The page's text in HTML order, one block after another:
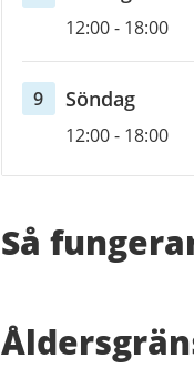
8
2026
Öppettider
12:00- 18:00
9
söndag
9
Söndag
Öppettider
12:00- 18:00
Så